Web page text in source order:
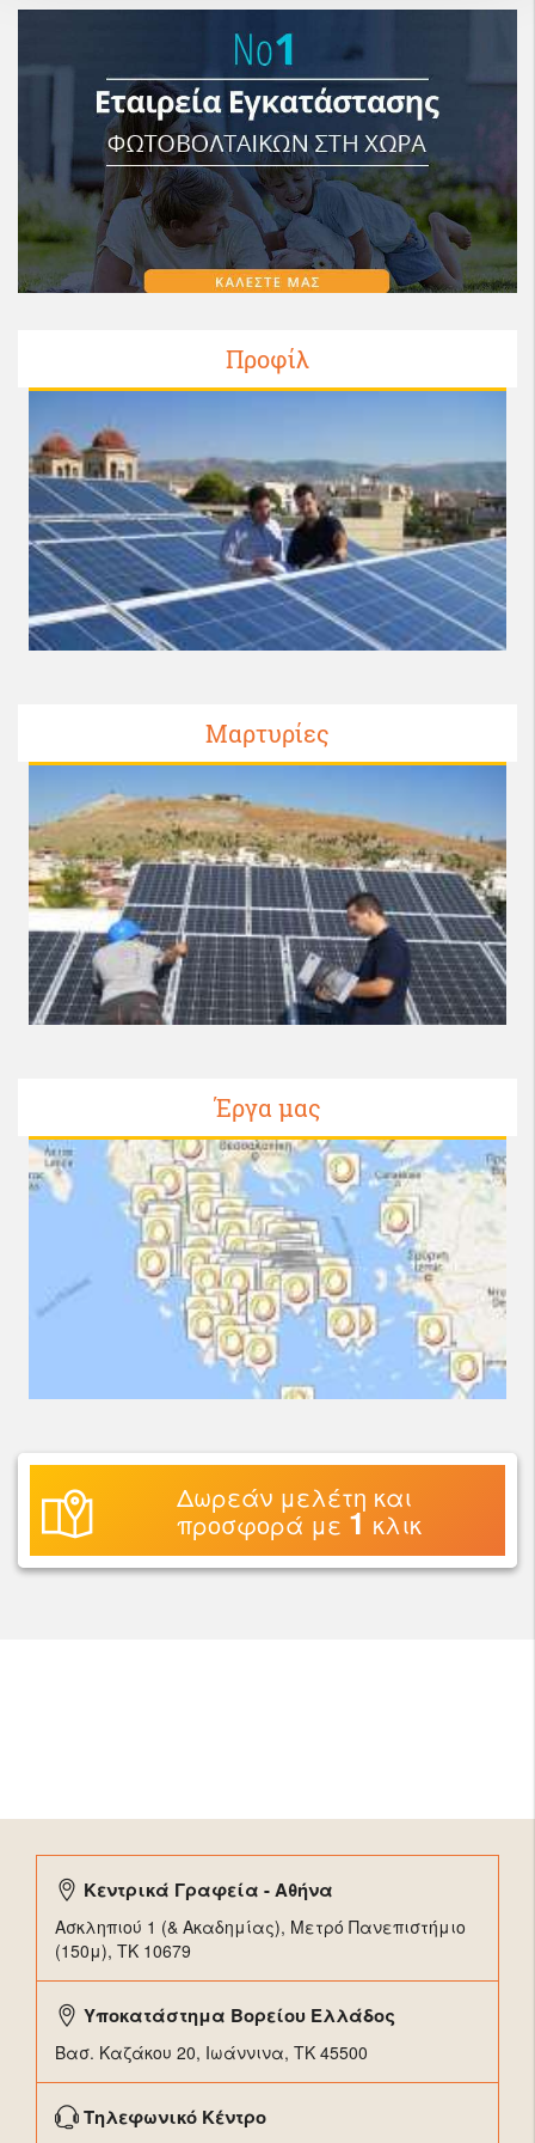
Προφίλ
Μαρτυρίες
Έργα μας
Δωρεάν μελέτη και
προσφορά με 1 κλικ
Κεντρικά Γραφεία - Αθήνα
Ασκληπιού 1 (& Ακαδημίας), Μετρό Πανεπιστήμιο
(150μ), TK 10679
Υποκατάστημα Βορείου Ελλάδος
Βασ. Καζάκου 20, Ιωάννινα, ΤΚ 45500
Τηλεφωνικό Κέντρο